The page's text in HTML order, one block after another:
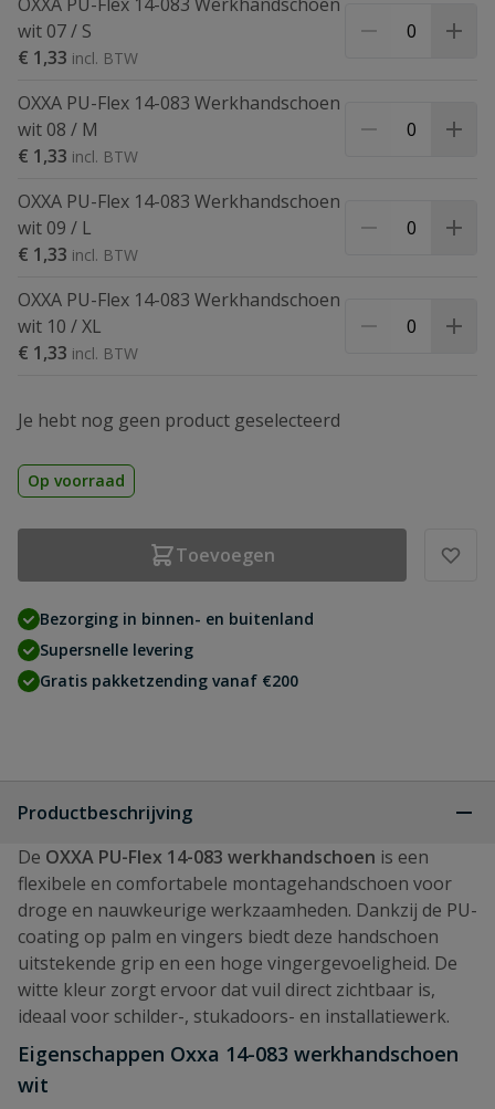
wit 07 / S
€ 1,33
OXXA PU-Flex 14-083 Werkhandschoen
wit 08 / M
€ 1,33
OXXA PU-Flex 14-083 Werkhandschoen
wit 09 / L
€ 1,33
OXXA PU-Flex 14-083 Werkhandschoen
wit 10 / XL
€ 1,33
Je hebt nog geen product geselecteerd
Op voorraad
Toevoegen
Bezorging in binnen- en buitenland
Supersnelle levering
Gratis pakketzending vanaf €200
Productbeschrijving
De OXXA PU-Flex 14-083 werkhandschoen is een
flexibele en comfortabele montagehandschoen voor
droge en nauwkeurige werkzaamheden. Dankzij de PU-
coating op palm en vingers biedt deze handschoen
uitstekende grip en een hoge vingergevoeligheid. De
witte kleur zorgt ervoor dat vuil direct zichtbaar is,
ideaal voor schilder-, stukadoors- en installatiewerk.
Eigenschappen Oxxa 14-083 werkhandschoen
wit